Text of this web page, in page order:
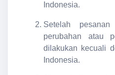
Indonesia.
Setelah
perubahan atau
dilakukan kecuali
Indonesia.